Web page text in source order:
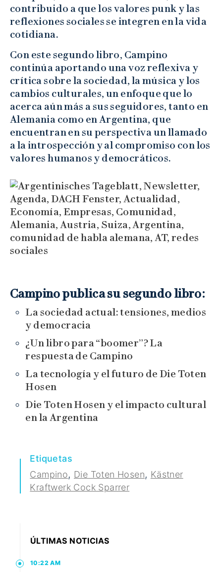
contribuido a que los valores punk y las
reflexiones sociales se integren en la vida
cotidiana.
Con este segundo libro, Campino
continúa aportando una voz reflexiva y
crítica sobre la sociedad, la música y los
cambios culturales, un enfoque que lo
acerca aún más a sus seguidores, tanto en
Alemania como en Argentina, que
encuentran en su perspectiva un llamado
a la introspección y al compromiso con los
valores humanos y democráticos.
Campino publica su segundo libro:
La sociedad actual: tensiones, medios
y democracia
¿Un libro para “boomer”? La
respuesta de Campino
La tecnología y el futuro de Die Toten
Hosen
Die Toten Hosen y el impacto cultural
en la Argentina
Etiquetas
Campino, Die Toten Hosen, Kästner
Kraftwerk Cock Sparrer
ÚLTIMAS NOTICIAS
10:22 AM